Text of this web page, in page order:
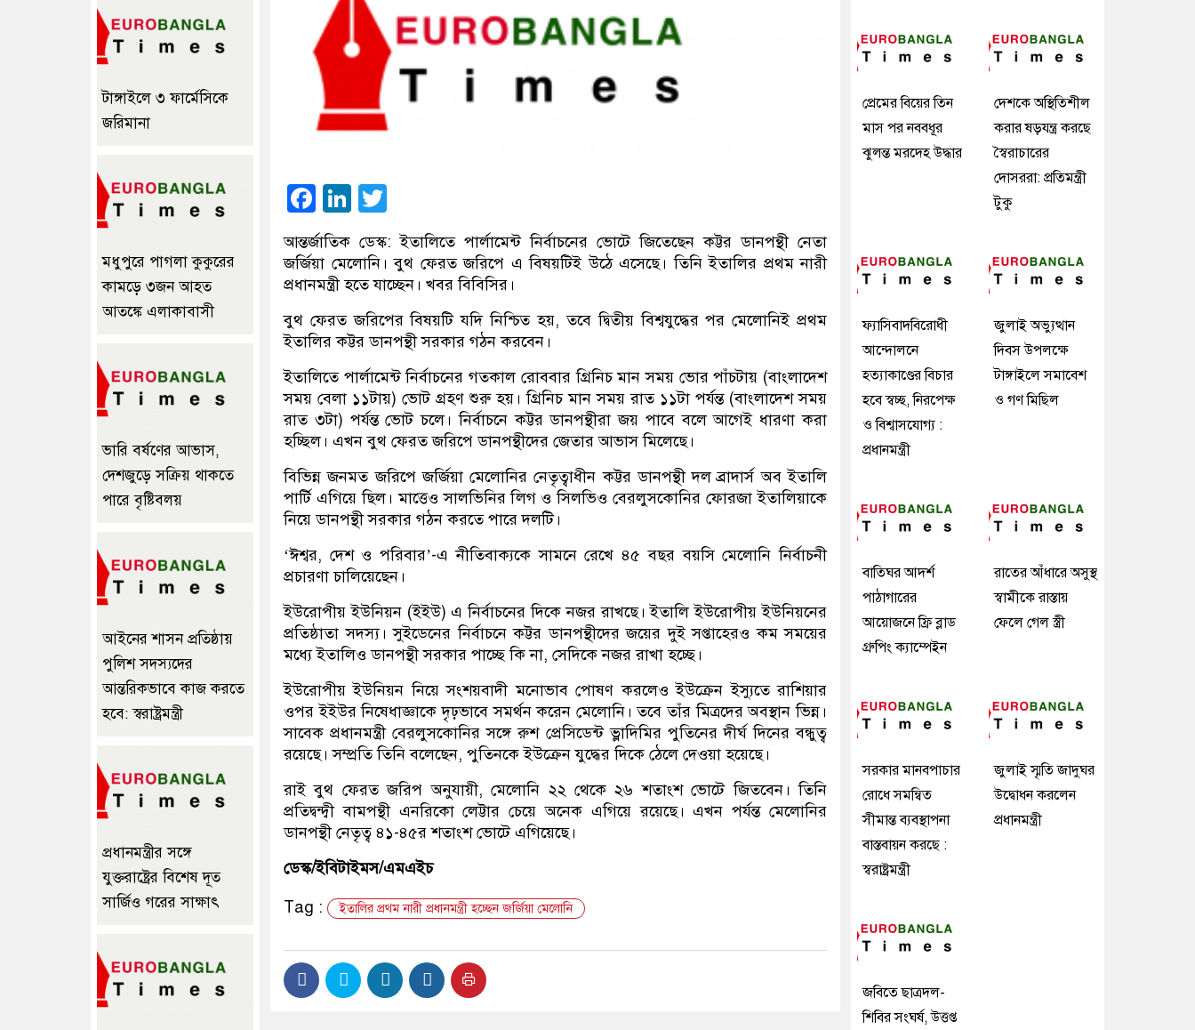
Facebook
LinkedIn
আন্তর্জাতিক ডেস্ক: ইতালিতে পার্লামেন্ট নির্বাচনের ভোটে জিতেছেন কট্টর ডানপন্থী নেতা
জর্জিয়া মেলোনি। বুথ ফেরত জরিপে এ বিষয়টিই উঠে এসেছে। তিনি ইতালির প্রথম নারী
প্রধানমন্ত্রী হতে যাচ্ছেন। খবর বিবিসির।
বুথ ফেরত জরিপের বিষয়টি যদি নিশ্চিত হয়, তবে দ্বিতীয় বিশ্বযুদ্ধের পর মেলোনিই প্রথম
ইতালির কট্টর ডানপন্থী সরকার গঠন করবেন।
ইতালিতে পার্লামেন্ট নির্বাচনের গতকাল রোববার গ্রিনিচ মান সময় ভোর পাঁচটায় (বাংলাদেশ
সময় বেলা ১১টায়) ভোট গ্রহণ শুরু হয়। গ্রিনিচ মান সময় রাত ১১টা পর্যন্ত (বাংলাদেশ সময়
রাত ৩টা) পর্যন্ত ভোট চলে। নির্বাচনে কট্টর ডানপন্থীরা জয় পাবে বলে আগেই ধারণা করা
হচ্ছিল। এখন বুথ ফেরত জরিপে ডানপন্থীদের জেতার আভাস মিলেছে।
বিভিন্ন জনমত জরিপে জর্জিয়া মেলোনির নেতৃত্বাধীন কট্টর ডানপন্থী দল ব্রাদার্স অব ইতালি
পার্টি এগিয়ে ছিল। মাত্তেও সালভিনির লিগ ও সিলভিও বেরলুসকোনির ফোরজা ইতালিয়াকে
নিয়ে ডানপন্থী সরকার গঠন করতে পারে দলটি।
‘ঈশ্বর, দেশ ও পরিবার’-এ নীতিবাক্যকে সামনে রেখে ৪৫ বছর বয়সি মেলোনি নির্বাচনী
প্রচারণা চালিয়েছেন।
ইউরোপীয় ইউনিয়ন (ইইউ) এ নির্বাচনের দিকে নজর রাখছে। ইতালি ইউরোপীয় ইউনিয়নের
প্রতিষ্ঠাতা সদস্য। সুইডেনের নির্বাচনে কট্টর ডানপন্থীদের জয়ের দুই সপ্তাহেরও কম সময়ের
মধ্যে ইতালিও ডানপন্থী সরকার পাচ্ছে কি না, সেদিকে নজর রাখা হচ্ছে।
ইউরোপীয় ইউনিয়ন নিয়ে সংশয়বাদী মনোভাব পোষণ করলেও ইউক্রেন ইস্যুতে রাশিয়ার
ওপর ইইউর নিষেধাজ্ঞাকে দৃঢ়ভাবে সমর্থন করেন মেলোনি। তবে তাঁর মিত্রদের অবস্থান ভিন্ন।
সাবেক প্রধানমন্ত্রী বেরলুসকোনির সঙ্গে রুশ প্রেসিডেন্ট ভ্লাদিমির পুতিনের দীর্ঘ দিনের বন্ধুত্ব
রয়েছে। সম্প্রতি তিনি বলেছেন, পুতিনকে ইউক্রেন যুদ্ধের দিকে ঠেলে দেওয়া হয়েছে।
রাই বুথ ফেরত জরিপ অনুযায়ী, মেলোনি ২২ থেকে ২৬ শতাংশ ভোটে জিতবেন। তিনি
প্রতিদ্বন্দ্বী বামপন্থী এনরিকো লেট্টার চেয়ে অনেক এগিয়ে রয়েছে। এখন পর্যন্ত মেলোনির
ডানপন্থী নেতৃত্ব ৪১-৪৫র শতাংশ ভোটে এগিয়েছে।
ডেস্ক/ইবিটাইমস/এমএইচ
Tag :
ইতালির প্রথম নারী প্রধানমন্ত্রী হচ্ছেন জর্জিয়া মেলোনি
টাঙ্গাইলে ৩ ফার্মেসিকে
জরিমানা
মধুপুরে পাগলা কুকুরের
কামড়ে ৩জন আহত
আতঙ্কে এলাকাবাসী
ভারি বর্ষণের আভাস,
দেশজুড়ে সক্রিয় থাকতে
পারে বৃষ্টিবলয়
আইনের শাসন প্রতিষ্ঠায়
পুলিশ সদস্যদের
আন্তরিকভাবে কাজ করতে
হবে: স্বরাষ্ট্রমন্ত্রী
প্রধানমন্ত্রীর সঙ্গে
যুক্তরাষ্ট্রের বিশেষ দূত
সার্জিও গরের সাক্ষাৎ
প্রেমের বিয়ের তিন
মাস পর নববধূর
ঝুলন্ত মরদেহ উদ্ধার
দেশকে অস্থিতিশীল
করার ষড়যন্ত্র করছে
স্বৈরাচারের
দোসররা: প্রতিমন্ত্রী
টুকু
ফ্যাসিবাদবিরোধী
আন্দোলনে
হত্যাকাণ্ডের বিচার
হবে স্বচ্ছ, নিরপেক্ষ
ও বিশ্বাসযোগ্য :
প্রধানমন্ত্রী
জুলাই অভ্যুত্থান
দিবস উপলক্ষে
টাঙ্গাইলে সমাবেশ
ও গণ মিছিল
বাতিঘর আদর্শ
পাঠাগারের
আয়োজনে ফ্রি ব্লাড
গ্রুপিং ক্যাম্পেইন
রাতের আঁধারে অসুস্থ
স্বামীকে রাস্তায়
ফেলে গেল স্ত্রী
সরকার মানবপাচার
রোধে সমন্বিত
সীমান্ত ব্যবস্থাপনা
বাস্তবায়ন করছে :
স্বরাষ্ট্রমন্ত্রী
জুলাই স্মৃতি জাদুঘর
উদ্বোধন করলেন
প্রধানমন্ত্রী
জবিতে ছাত্রদল-
শিবির সংঘর্ষ, উত্তপ্ত